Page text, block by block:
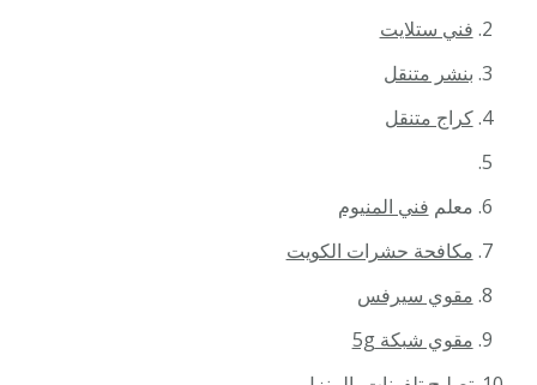
فني ستلايت
بنشر متنقل
كراج متنقل
معلم فني المنيوم
مكافحة حشرات الكويت
مقوي سيرفس
مقوي شبكة 5g